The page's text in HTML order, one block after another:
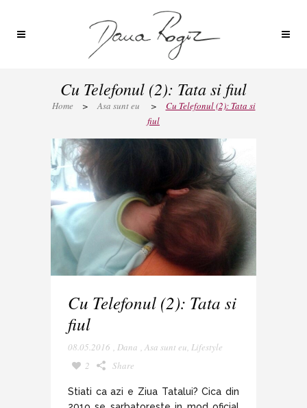
Cu Telefonul (2): Tata si fiul
Home > Asa sunt eu >
Cu Telefonul (2): Tata si
fiul
Cu Telefonul (2): Tata si
fiul
08.05.2016 , Dana , Asa sunt eu, Lifestyle
2
Share
Stiati ca azi e Ziua Tatalui? Cica din